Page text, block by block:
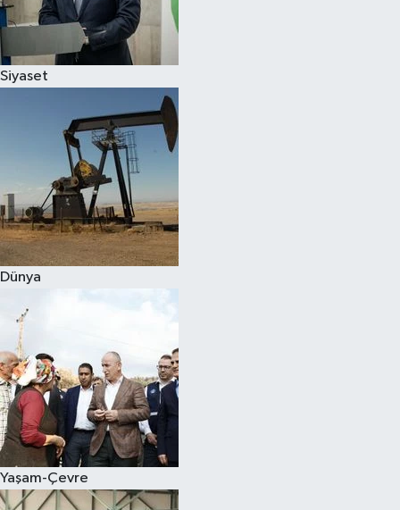
Siyaset
Dünya
Yaşam-Çevre
Spor
Çocuk
Eğitim
Hava Durumu
Kadın
Kültür Sanat
Sağlık
Siyaset
Teknoloji